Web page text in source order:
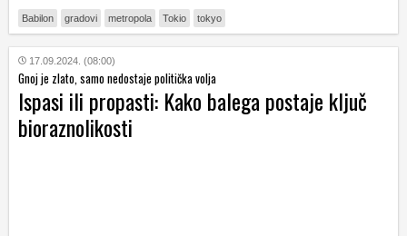
Babilon gradovi metropola Tokio tokyo
17.09.2024. (08:00)
Gnoj je zlato, samo nedostaje politička volja
Ispasi ili propasti: Kako balega postaje ključ
bioraznolikosti